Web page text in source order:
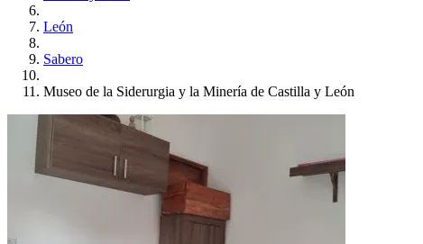
León
Sabero
Museo de la Siderurgia y la Minería de Castilla y León